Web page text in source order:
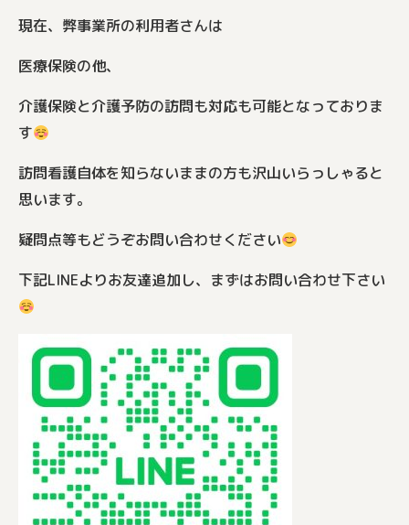
現在、弊事業所の利用者さんは
医療保険の他、
介護保険と介護予防の訪問も対応も可能となっておりま
す
訪問看護自体を知らないままの方も沢山いらっしゃると
思います。
疑問点等もどうぞお問い合わせください
下記LINEよりお友達追加し、まずはお問い合わせ下さい